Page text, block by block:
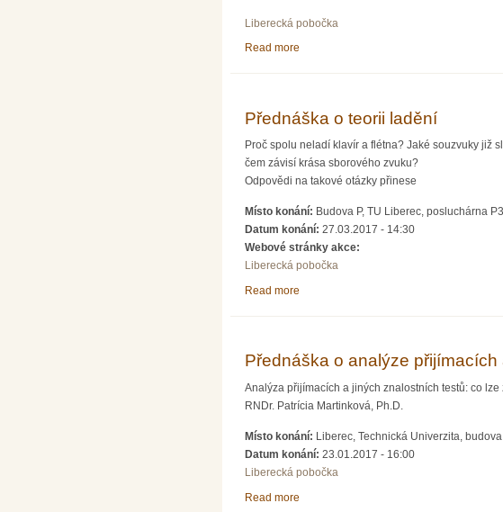
Liberecká pobočka
Read more
Přednáška o teorii ladění
Proč spolu neladí klavír a flétna? Jaké souzvuky již
čem závisí krása sborového zvuku?
Odpovědi na takové otázky přinese
Místo konání: Budova P, TU Liberec, posluchárna
Datum konání: 27.03.2017 - 14:30
Webové stránky akce:
Liberecká pobočka
Read more
Přednáška o analýze
Analýza přijímacích a jiných znalostních testů: co lze
RNDr. Patrícia Martinková, Ph.D.
Místo konání: Liberec, Technická Univerzita,
Datum konání: 23.01.2017 - 16:00
Liberecká pobočka
Read more